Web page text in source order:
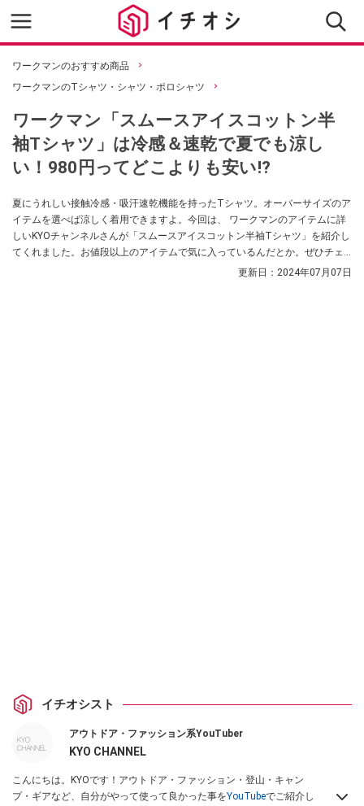
ワークマンのおすすめ商品
ワークマンのTシャツ・シャツ・ポロシャツ
ワークマン「スムースアイスコットン半
袖Tシャツ」は冷感＆速乾で夏でも涼し
い！980円ってどこよりも安い!?
夏にうれしい接触冷感・吸汗速乾機能を持ったTシャツ。オーバーサイズのア
イテムを選べば涼しく着用できますよ。今回は、 ワークマンのアイテムに詳
しいKYOチャンネルさんが「スムースアイスコットン半袖Tシャツ」を紹介し
てくれました。お値段以上のアイテムで気に入っているんだとか。ぜひチェ
更新日： 2024年07月07日
イチオシスト
アウトドア・ファッション系YouTuber
KYO CHANNEL
こんにちは。KYOです！アウトドア・ファッション・登山・キャン
プ・ギアなど、自分がやって使って良かった事をYouTubeでご紹介し